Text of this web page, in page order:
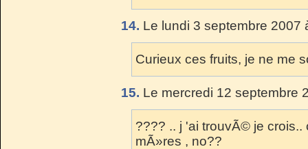
14. Le lundi 3 septembre 2007
Curieux ces fruits, je ne me
15. Le mercredi 12 septembre
???? .. j 'ai trouvÃ© je crois..
mÃ»res , no??